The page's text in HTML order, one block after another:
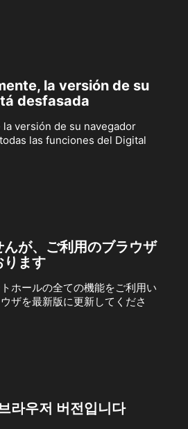
la versión de su
desfasada
la versión de su navegador
las funciones del Digital
が、ご利用のブラウザ
ります
ホールの全ての機能をご利用い
ザを最新版に更新してくださ
라우저 버전입니다